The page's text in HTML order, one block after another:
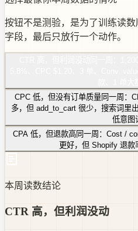
按钮不是测验，是为了训练读
字段，最后只放行一个动作。
CPC 低，但没有订单质量同一周：
多，但 add_to_cart 很少，搜索词里
低意图
CPA 低，但退款高同一周：Cost /
更好，但 Shopify 退款
本周读数结论
CTR 高，但利润没动